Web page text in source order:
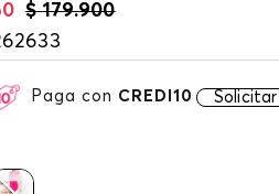
$ 179.900
Paga con CREDI10 Solicitar